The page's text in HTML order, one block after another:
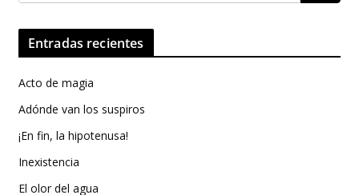
Entradas recientes
Acto de magia
Adónde van los suspiros
¡En fin, la hipotenusa!
Inexistencia
El olor del agua